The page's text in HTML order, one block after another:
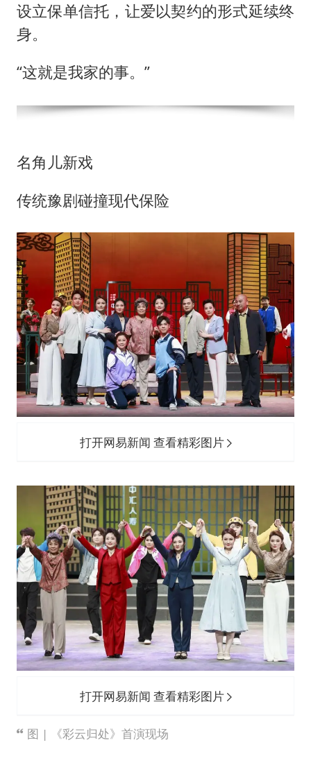
设立保单信托，让爱以契约的形式延续终
身。
“这就是我家的事。”
名角儿新戏
传统豫剧碰撞现代保险
打开网易新闻 查看精彩图片
打开网易新闻 查看精彩图片
图 | 《彩云归处》首演现场